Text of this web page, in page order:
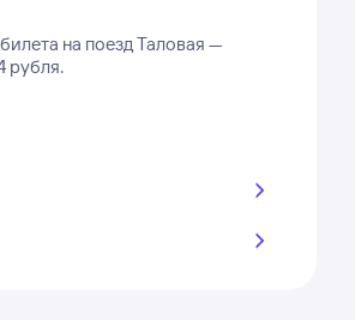
на поезд Таловая —
рубля.